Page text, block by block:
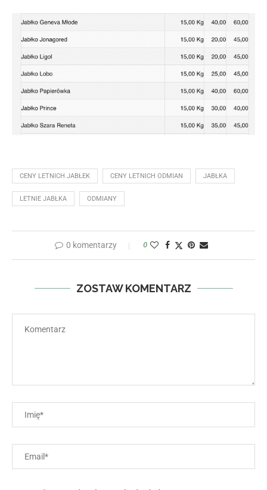
CENY LETNICH JABŁEK CENY LETNICH ODMIAN JABŁKA
LETNIE JABŁKA ODMIANY
0 komentarzy 0
ZOSTAW KOMENTARZ